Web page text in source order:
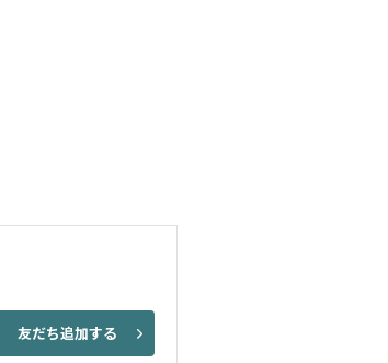
友だち追加する